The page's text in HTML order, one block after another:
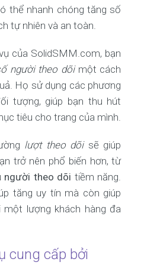
thể nhanh chóng tăng số
tự nhiên và an toàn.
của SolidSMM.com, bạn
người theo dõimột cách
Họ sử dụng các phương
tượng, giúp bạn thu hút
tiêu cho trang của mình.
lượt theo dõisẽ giúp
trở nên phổ biến hơn, từ
người theo dõi tiềm năng.
tăng uy tín mà còn giúp
lượng khách hàng đa
cung cấp bởi